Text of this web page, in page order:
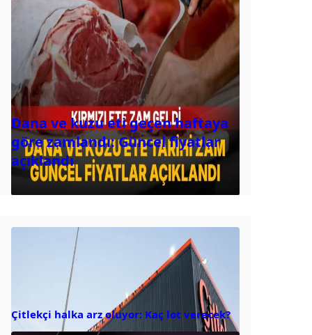
Dana ve kuzu eti geçen haftaya
göre zamlandı: Güncel fiyatlar
açıklandı
Çitlekçi halka arz oluyor: Kaç lot verecek?